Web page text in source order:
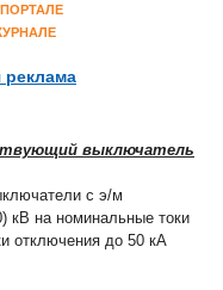
реклама
выключатель
с э/м
кВ на номинальные токи
отключения до 50 кА